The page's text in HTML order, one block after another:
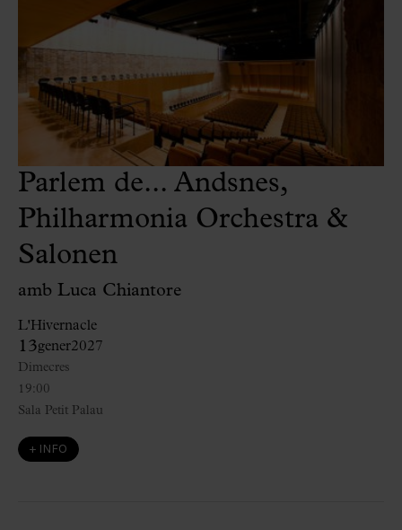
Parlem de... Andsnes,
Philharmonia Orchestra &
Salonen
amb Luca Chiantore
L'Hivernacle
13gener2027
19:00
Dimecres
Sala Petit Palau
+ INFO